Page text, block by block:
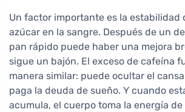
Un factor importante es la estabilidad
azúcar en la sangre. Después de un
pan rápido puede haber una mejora
sigue un bajón. El exceso de cafeína
manera similar: puede ocultar el
paga la deuda de sueño. Y cuando
acumula, el cuerpo toma la energía de